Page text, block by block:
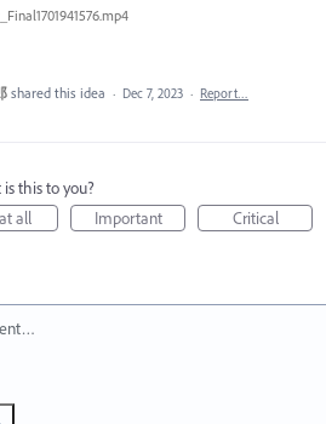
shared this idea · Dec 7, 2023 · Report…
this to you?
all
Important Critical